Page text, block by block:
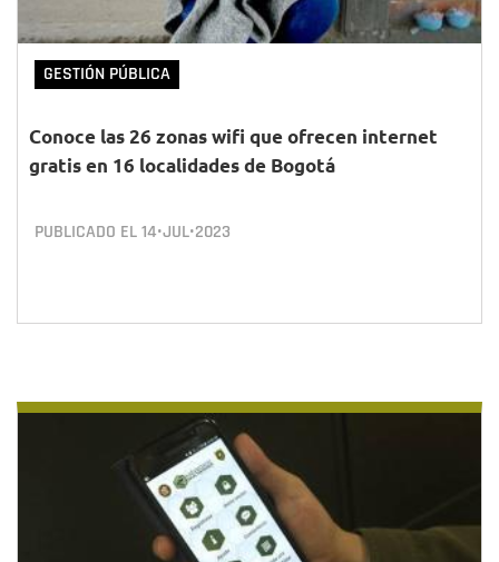
GESTIÓN PÚBLICA
Conoce las 26 zonas wifi que ofrecen internet
gratis en 16 localidades de Bogotá
PUBLICADO EL14•JUL•2023